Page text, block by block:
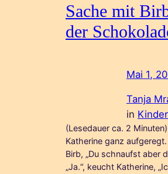
Sache mit
der
Mai 1,
Tanja
in Kinder
(Lesedauer ca. 2
Katherine ganz
Birb, „Du schnaufst aber
„Ja.“, keucht Katherine,